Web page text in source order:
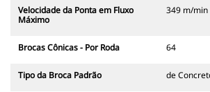
Velocidade da Ponta em Fluxo
Máximo
349 m/min
Brocas Cônicas - Por Roda 64
Tipo da Broca Padrão de